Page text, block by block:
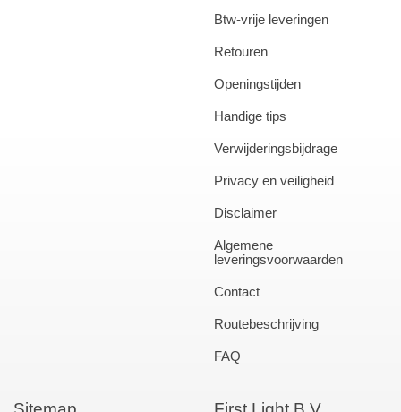
Btw-vrije leveringen
Retouren
Openingstijden
Handige tips
Verwijderingsbijdrage
Privacy en veiligheid
Disclaimer
Algemene
leveringsvoorwaarden
Contact
Routebeschrijving
FAQ